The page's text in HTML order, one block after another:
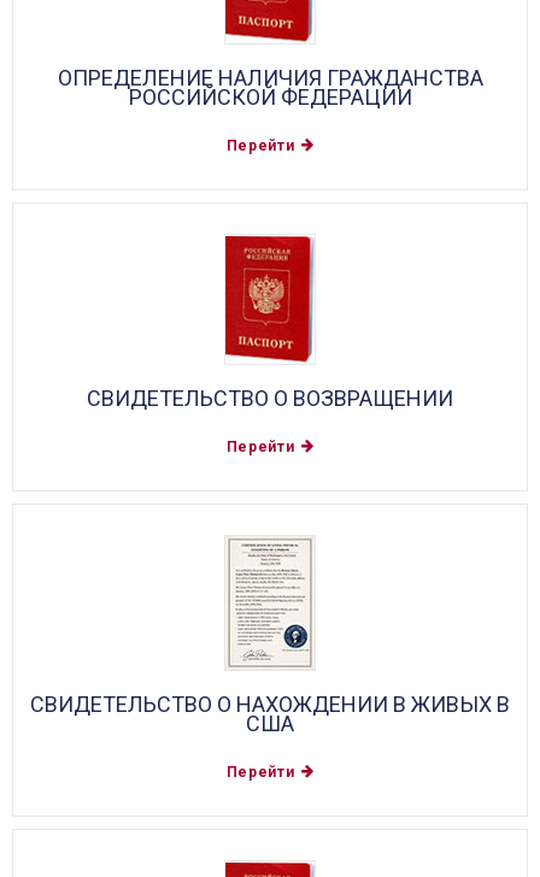
ОПРЕДЕЛЕНИЕ НАЛИЧИЯ ГРАЖДАНСТВА
РОССИЙСКОЙ ФЕДЕРАЦИИ
Перейти
СВИДЕТЕЛЬСТВО О ВОЗВРАЩЕНИИ
Перейти
СВИДЕТЕЛЬСТВО О НАХОЖДЕНИИ В ЖИВЫХ В
США
Перейти